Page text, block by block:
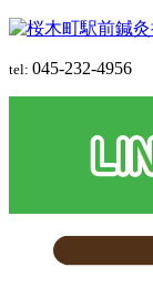
tel: 045-232-4956